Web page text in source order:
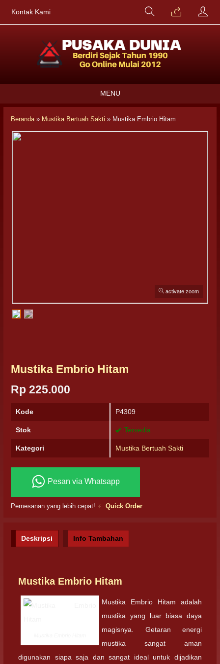
Kontak Kami
MENU
Beranda» Mustika Bertuah Sakti » Mustika Embrio Hitam
activate zoom
Mustika Embrio Hitam
Rp 225.000
Kode P4309
Stok Tersedia
Kategori Mustika Bertuah Sakti
Pesan via Whatsapp
Pemesanan yang lebih cepat! Quick Order
Deskripsi Info Tambahan
Mustika Embrio Hitam
Mustika Embrio Hitam adalah
mustika yang luar biasa daya
magisnya. Getaran energi
mustika sangat aman
digunakan siapa saja dan sangat ideal untuk dijadikan